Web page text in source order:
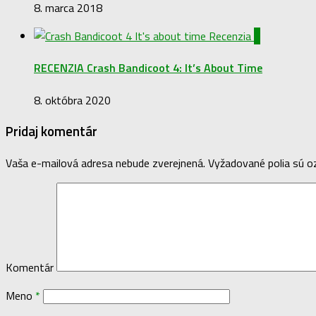
8. marca 2018
RECENZIA Crash Bandicoot 4: It’s About Time
8. októbra 2020
Pridaj komentár
Vaša e-mailová adresa nebude zverejnená. Vyžadované polia sú
Komentár
Meno *